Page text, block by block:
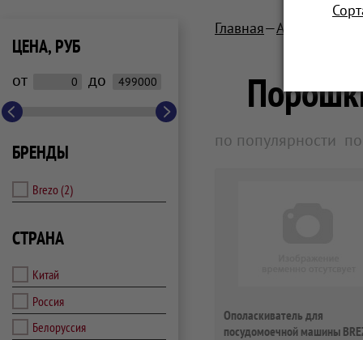
ЦЕНА, РУБ
от до
БРЕНДЫ
Brezo(2)
СТРАНА
Китай
Россия
Белоруссия
Главная Аксессуары
по популярности
Ополаскиватель для
посудомоечной машины